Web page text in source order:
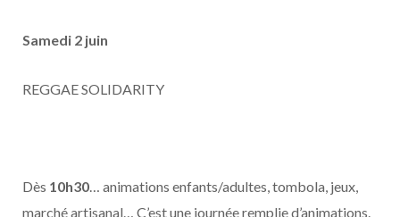
Samedi 2 juin
REGGAE SOLIDARITY
Dès 10h30… animations enfants/adultes, tombola, jeux,
marché artisanal… C’est une journée remplie d’animations.